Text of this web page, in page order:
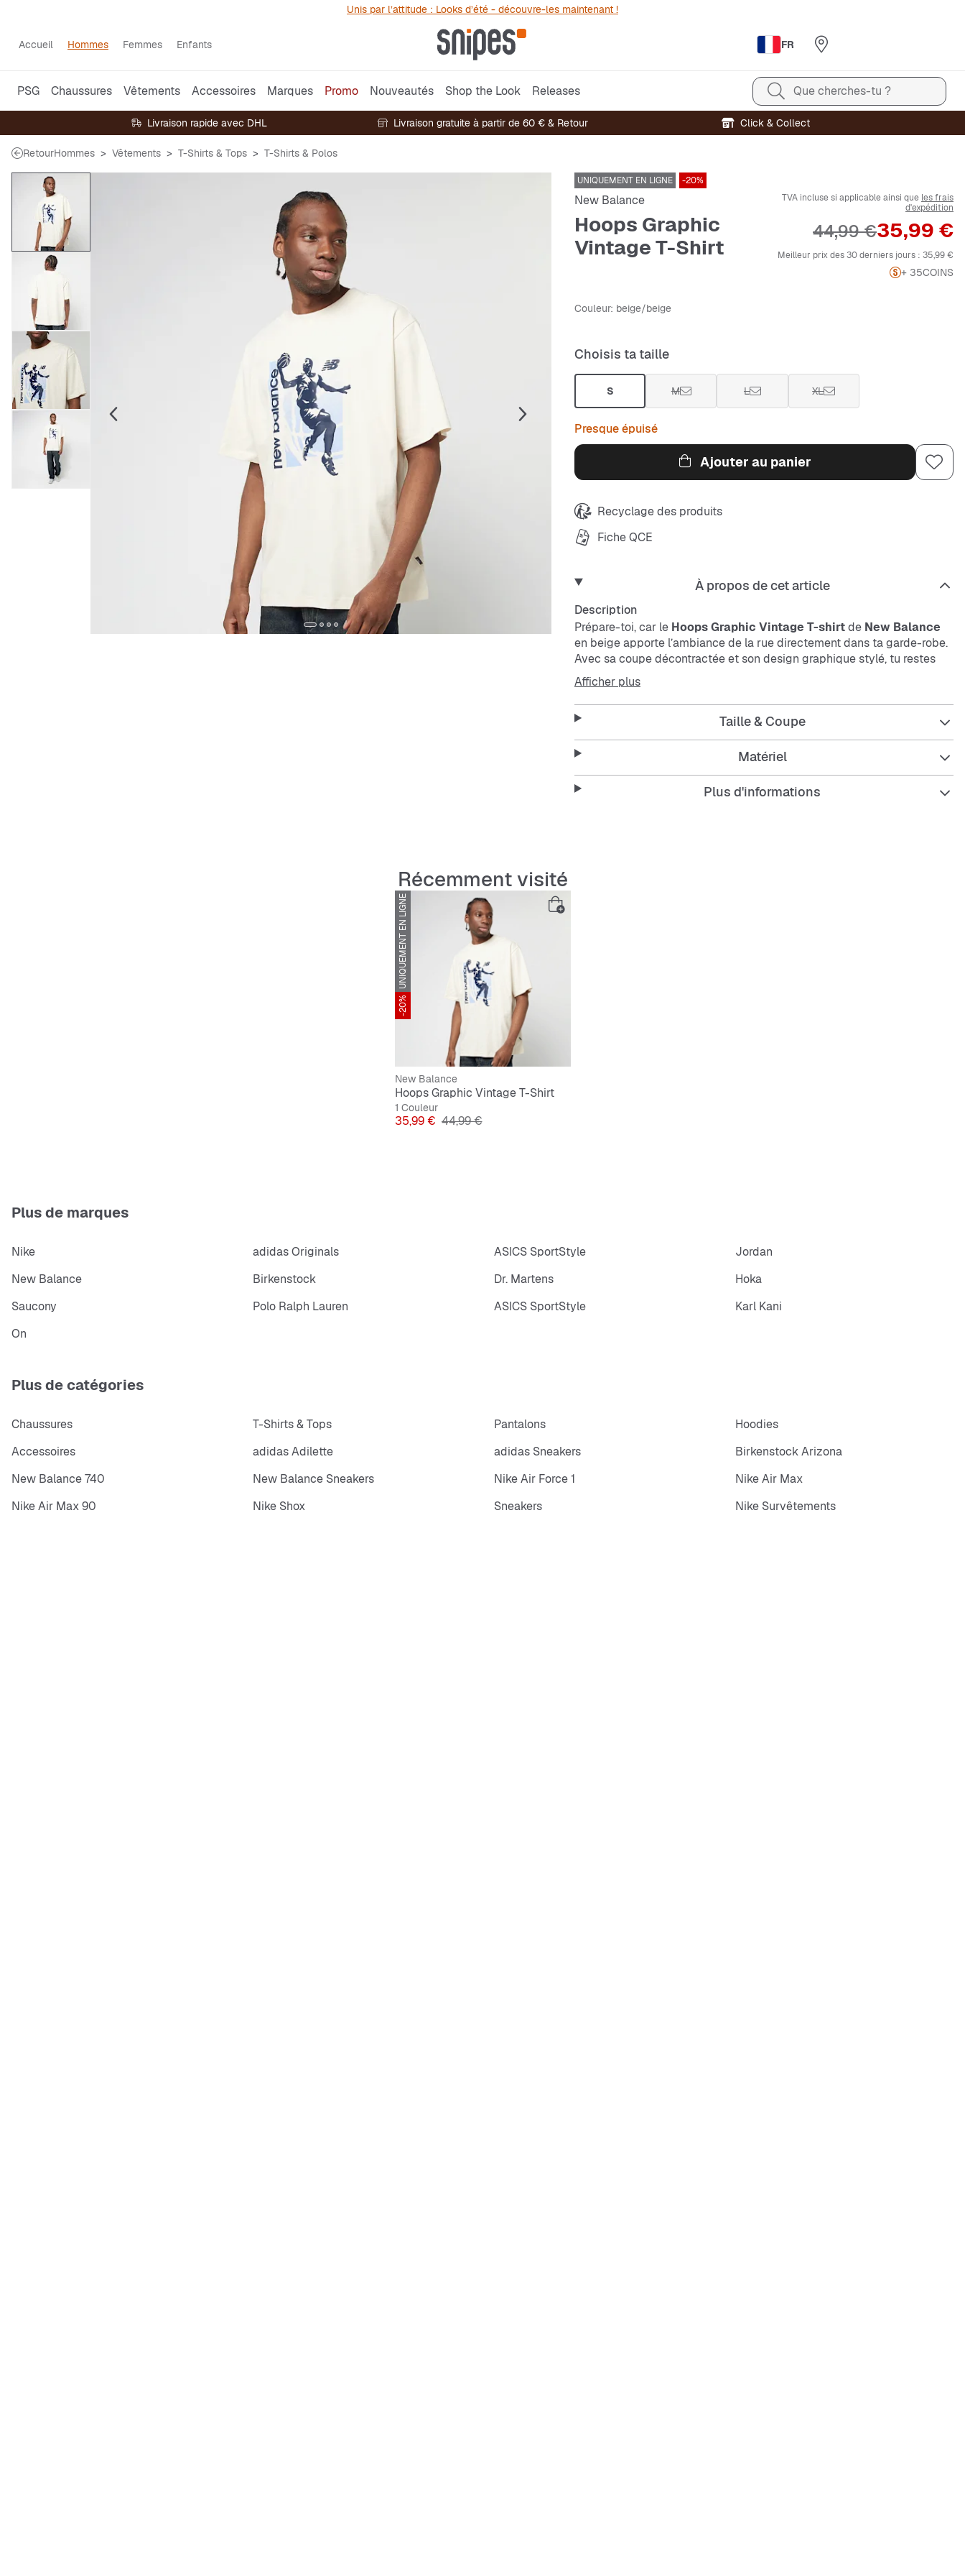
Unis par l’attitude : Looks d’été - découvre-les maintenant !
Accueil Hommes Femmes Enfants FR
PSG Chaussures Vêtements Accessoires Marques Promo Nouveautés Shop the Look Releases Que cherches-tu ?
Livraison rapide avec DHL Livraison gratuite à partir de 60 € & Retour Click & Collect
RetourHommes Vêtements T-Shirts & Tops T-Shirts & Polos
UNIQUEMENT EN LIGNE -20%
New Balance
Hoops Graphic
Vintage T-Shirt
TVA incluse si applicable ainsi que les frais
d'expédition
Prix
35,99 €
Prix original
44,99 €
Meilleur prix des 30 derniers jours : 35,99 €
+ 35COINS
Couleur: beige/beige
Choisis ta taille
S M L XL
Presque épuisé
Ajouter au panier
Recyclage des produits
Fiche QCE
À propos de cet article
Description
Prépare-toi, car le Hoops Graphic Vintage T-shirtde New Balance
en beige apporte l’ambiance de la rue directement dans ta garde-robe.
Avec sa coupe décontractée et son design graphique stylé, tu restes
toujours tendance tout en étant super à l’aise !
Ce t-shirt est parfait pour un look urbain décontracté, que ce soit pour
traîner en ville ou pour une sortie entre potes. Il combine style et confort
Features :
Coupe régulière pour un look parfait.
Afficher plus
Taille & Coupe
Matériel
Plus d'informations
Récemment visité
UNIQUEMENT EN LIGNE
-20%
New Balance
Hoops Graphic Vintage T-Shirt
1 Couleur
Prix
35,99 € Prix original
44,99 €
Plus de marques
Nike adidas Originals ASICS SportStyle
Jordan
New Balance
Birkenstock Dr. Martens
Hoka
Saucony
Polo Ralph Lauren ASICS SportStyle
Karl Kani
On
Plus de catégories
Chaussures T-Shirts & Tops Pantalons
Hoodies
Accessoires
adidas Adilette adidas Sneakers
Birkenstock Arizona
New Balance 740
New Balance Sneakers Nike Air Force 1
Nike Air Max
Nike Air Max 90
Nike Shox Sneakers Nike Survêtements